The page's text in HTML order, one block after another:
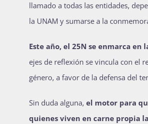
llamado a todas las entidades,
la UNAM y sumarse a la
Este año, el 25N se enmarca
ejes de reflexión se vincula con el
género, a favor de la defensa del
Sin duda alguna, el motor para
quienes viven en carne propia